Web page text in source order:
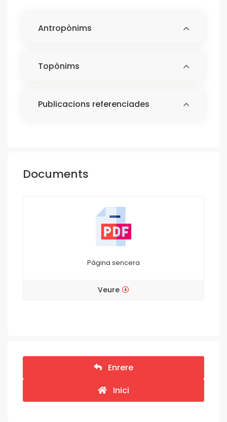
Antropònims
Topònims
Publicacions referenciades
Documents
Pàgina sencera
Veure
Enrere
Inici